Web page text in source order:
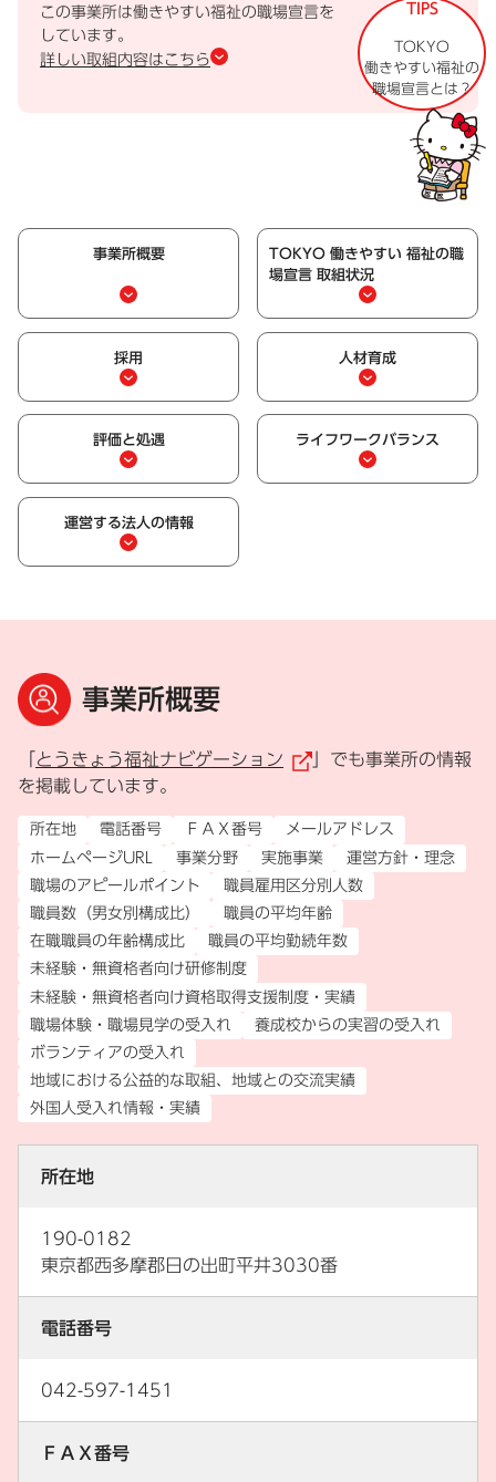
この事業所は働きやすい福祉の職場宣言を
しています。
詳しい取組内容はこちら
TIPS
TOKYO
働きやすい福祉の
職場宣言とは？
事業所概要
TOKYO 働きやすい 福祉の職
場宣言 取組状況
採用 人材育成
評価と処遇 ライフワークバランス
運営する法人の情報
事業所概要
とうきょう福祉ナビゲーション （外部リンク）
」でも事業所の情報
を掲載しています。
所在地 電話番号 ＦＡＸ番号
メールアドレス
ホームページURL
事業分野 実施事業
運営方針・理念
職場のアピールポイント
職員雇用区分別人数
職員数（男女別構成比）
職員の平均年齢
在職職員の年齢構成比
職員の平均勤続年数
未経験・無資格者向け研修制度
未経験・無資格者向け資格取得支援制度・実績
職場体験・職場見学の受入れ
養成校からの実習の受入れ
ボランティアの受入れ
地域における公益的な取組、地域との交流実績
外国人受入れ情報・実績
所在地
190-0182
東京都西多摩郡日の出町平井3030番
電話番号
042-597-1451
ＦＡＸ番号